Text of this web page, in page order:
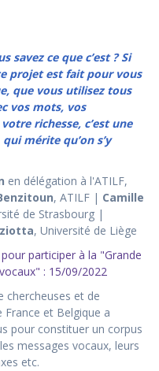
savez ce que c’est ? Si
projet est fait pour vous
que vous utilisez tous
vos mots, vos
richesse, c’est une
mérite qu’on s’y
en délégation à l'ATILF,
, ATILF | Camille
de Strasbourg |
, Université de Liège
participer à la "Grande
: 15/09/2022
chercheuses et de
France et Belgique a
pour constituer un corpus
messages vocaux, leurs
etc.